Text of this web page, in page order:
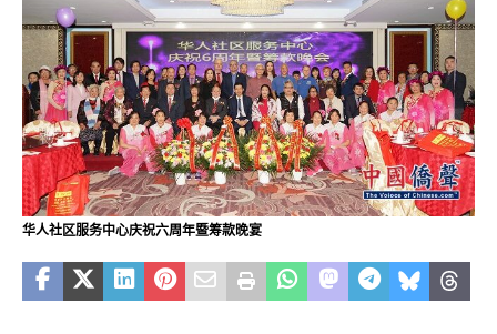
华人社区服务中心庆祝六周年暨筹款晚宴